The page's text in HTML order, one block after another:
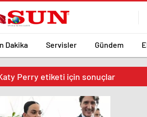
Dakika Servisler Gündem
Perry etiketi için sonuçlar